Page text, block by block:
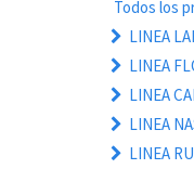
Todos los
LINEA
LINEA
LINEA
LINEA
LINEA